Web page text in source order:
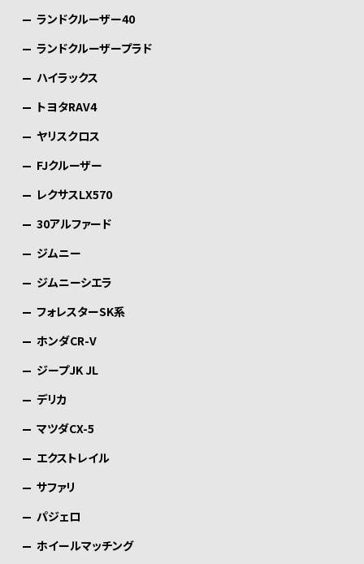
ランドクルーザー40
ランドクルーザープラド
ハイラックス
トヨタRAV4
ヤリスクロス
FJクルーザー
レクサスLX570
30アルファード
ジムニー
ジムニーシエラ
フォレスターSK系
ホンダCR-V
ジープJK JL
デリカ
マツダCX-5
エクストレイル
サファリ
パジェロ
ホイールマッチング